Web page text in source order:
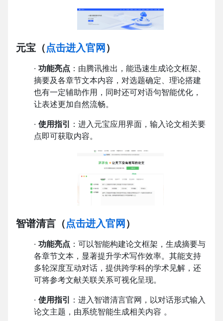
元宝 （点击进入官网 ）
· 功能亮点 ：由腾讯推出，能迅速生成论文框架、
摘要及各章节文本内容，对选题确定、理论搭建
也有一定辅助作用，同时还可对语句智能优化，
让表述更加自然流畅。
· 使用指引 ：进入元宝应用界面，输入论文相关要
点即可获取内容。
智谱清言 （点击进入官网 ）
· 功能亮点 ：可以智能构建论文框架，生成摘要与
各章节文本，显著提升学术写作效率。其能支持
多轮深度互动对话，提供跨学科的学术见解，还
可将参考文献关联关系可视化呈现。
· 使用指引 ：进入智谱清言官网，以对话形式输入
论文主题，由系统智能生成相关内容 。